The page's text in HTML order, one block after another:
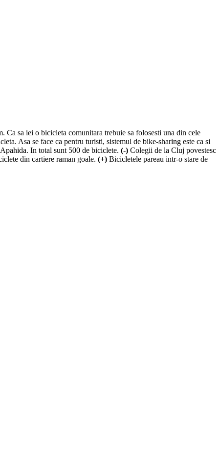
Ca sa iei o bicicleta comunitara trebuie sa folosesti una din cele
Asa se face ca pentru turisti, sistemul de bike-sharing este ca si
In total sunt 500 de biciclete. (-) Colegii de la Cluj povestesc
din cartiere raman goale. (+) Bicicletele pareau intr-o stare de